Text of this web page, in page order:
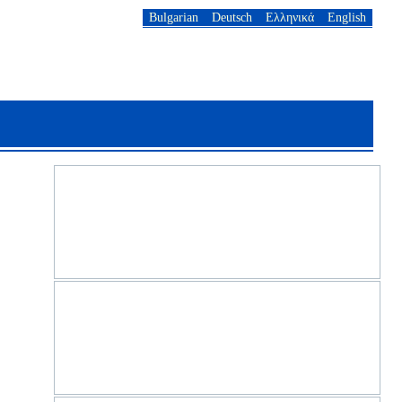
Bulgarian Deutsch Ελληνικά English